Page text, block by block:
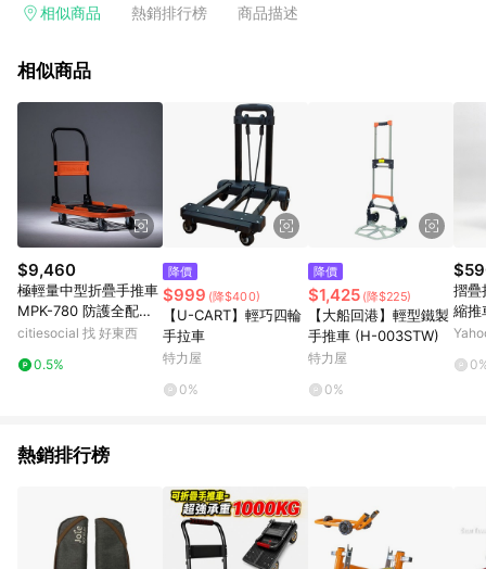
電玩/遊戲/相機/單眼/鏡頭/拍立得 [2024/6/1起適用] -內接硬
的購回饋活動享Yahoo超贈點回饋者 - 購物中心商店之商品：商
3. 訂單回饋金額將扣除運費/購物金/超贈點/福利金/紅利折抵/折
價券等虛擬貨幣折抵 4. 大宗採購或批發轉賣不具回饋資格： 如
有相關事證認定您為大宗採購、批發轉賣而非最終消費使用者，
相關認定以Yahoo購物中心之認定為準
相似商品 熱銷排行榜 商品描述
相似商品
$9,460
極輕量中型折疊手推車
MPK-780 防護全配版
(推車+檔片+護墊/黑橘
+護墊(黑色)
citiesocial 找 好東西
0.5%
降價
$999 (降$400)
【U-CART】輕巧四輪
手拉車
特力屋
0%
降價
$1,425 (降$225)
【大船回港】輕型鐵製
手推車 (H-003STW)
特力屋
0%
摺疊
縮推
熱銷排行榜